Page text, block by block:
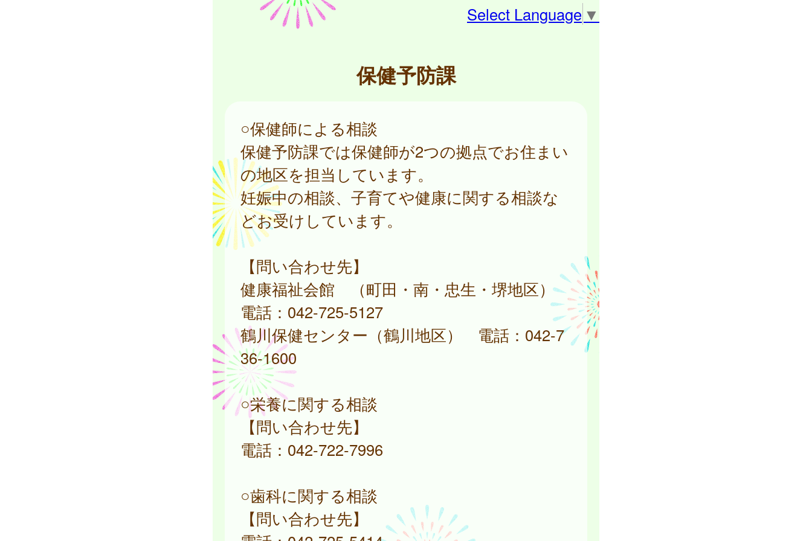
Select Language ▼
保健予防課
○保健師による相談
保健予防課では保健師が2つの拠点でお住まい
の地区を担当しています。
妊娠中の相談、子育てや健康に関する相談な
どお受けしています。
【問い合わせ先】
健康福祉会館 （町田・南・忠生・堺地区）
電話：042-725-5127
鶴川保健センター（鶴川地区） 電話：042-7
36-1600
○栄養に関する相談
【問い合わせ先】
電話：042-722-7996
○歯科に関する相談
【問い合わせ先】